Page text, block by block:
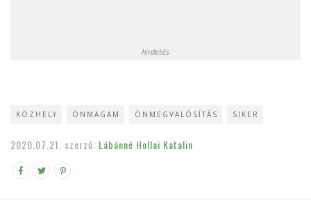
hirdetés
KÖZHELY ÖNMAGAM ÖNMEGVALÓSÍTÁS SIKER
2020.07.21. szerző: Lábánné Hollai Katalin